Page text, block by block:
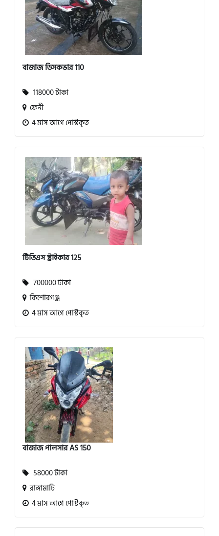
বাজাজ ডিসকভার 110
118000 টাকা
ফেনী
4 মাস আগে পোস্টকৃত
টিভিএস স্ট্রাইকার 125
700000 টাকা
কিশোরগঞ্জ
4 মাস আগে পোস্টকৃত
বাজাজ পালসার AS 150
58000 টাকা
রাঙ্গামাটি
4 মাস আগে পোস্টকৃত